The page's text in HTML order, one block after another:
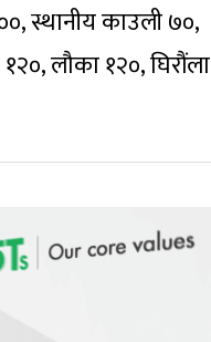
स्थानीय काउली ७०,
लौका १२०, घिरौंला